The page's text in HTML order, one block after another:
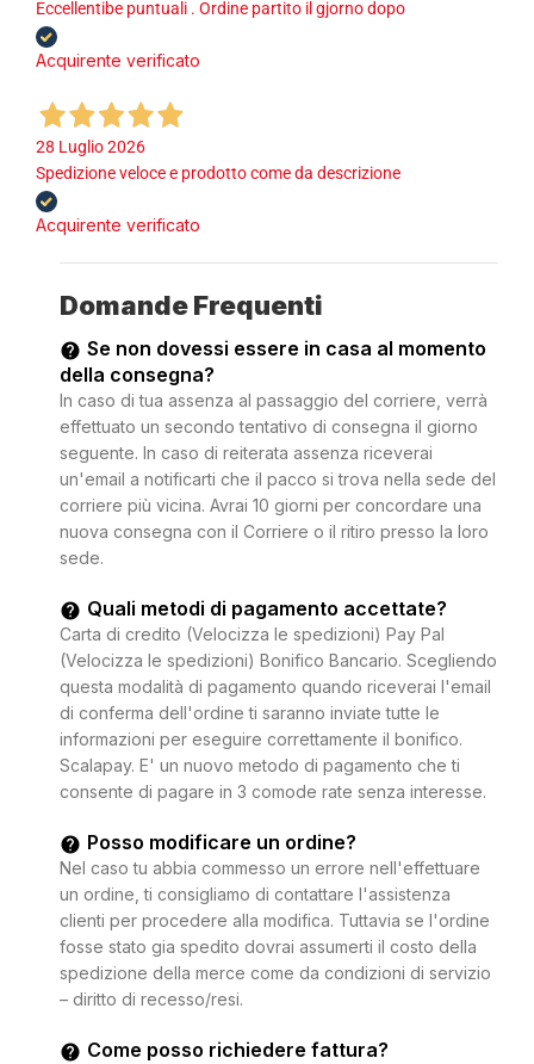
Eccellentibe puntuali . Ordine partito il gjorno dopo
Acquirente verificato
28 Luglio 2026
Spedizione veloce e prodotto come da descrizione
Acquirente verificato
Domande Frequenti
Se non dovessi essere in casa al momento
della consegna?
In caso di tua assenza al passaggio del corriere, verrà
effettuato un secondo tentativo di consegna il giorno
seguente. In caso di reiterata assenza riceverai
un'email a notificarti che il pacco si trova nella sede del
corriere più vicina. Avrai 10 giorni per concordare una
nuova consegna con il Corriere o il ritiro presso la loro
sede.
Quali metodi di pagamento accettate?
Carta di credito (Velocizza le spedizioni) Pay Pal
(Velocizza le spedizioni) Bonifico Bancario. Scegliendo
questa modalità di pagamento quando riceverai l'email
di conferma dell'ordine ti saranno inviate tutte le
informazioni per eseguire correttamente il bonifico.
Scalapay. E' un nuovo metodo di pagamento che ti
consente di pagare in 3 comode rate senza interesse.
Posso modificare un ordine?
Nel caso tu abbia commesso un errore nell'effettuare
un ordine, ti consigliamo di contattare l'assistenza
clienti per procedere alla modifica. Tuttavia se l'ordine
fosse stato gia spedito dovrai assumerti il costo della
spedizione della merce come da condizioni di servizio
– diritto di recesso/resi.
Come posso richiedere fattura?